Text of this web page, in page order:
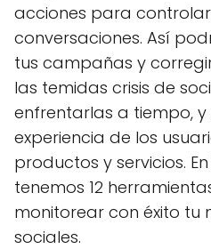
acciones para
conversaciones. Así
tus campañas y
las temidas crisis de
enfrentarlas a tiempo,
experiencia de los
productos y servicios.
tenemos 12
monitorear con éxito tu
sociales.